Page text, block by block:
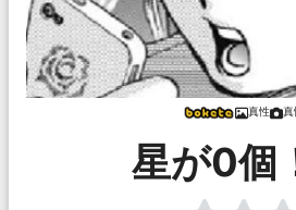
真性 真
星が0個